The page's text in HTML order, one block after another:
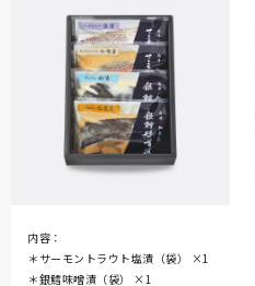
内容：
＊サーモントラウト塩漬（袋）
×1
＊銀鱈味噌漬（袋）
×1